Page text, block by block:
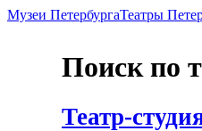
Музеи ПетербургаТеатры
Поиск по
Театр-